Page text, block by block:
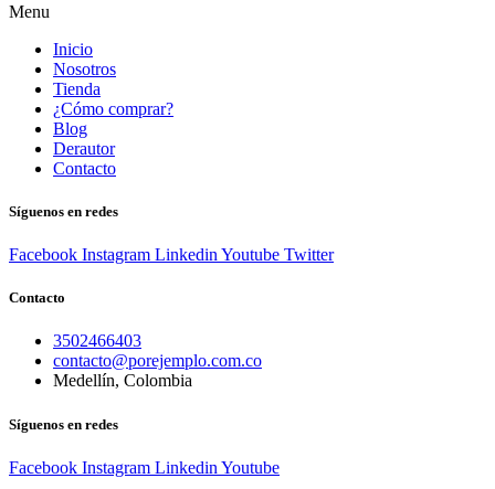
Visita
smartwatchesbanden.nl
¡Para
conocer
las
últimas
tendencias
estilos
en
para
relojes
inteligentes!
Menu
Inicio
Nosotros
Tienda
¿Cómo comprar?
Blog
Derautor
Contacto
Síguenos en redes
Facebook Instagram Linkedin Youtube Twitter
Contacto
3502466403
contacto@porejemplo.com.co
Medellín, Colombia
Síguenos en redes
Facebook Instagram Linkedin Youtube